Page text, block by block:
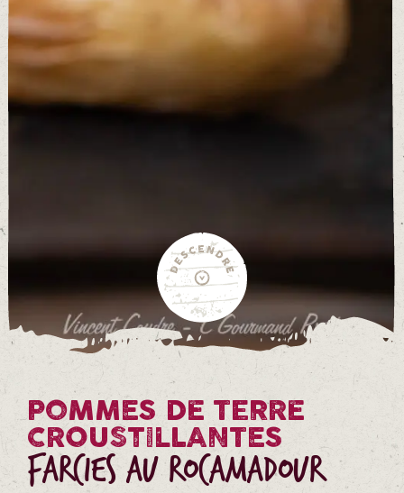
POMMES DE TERRE
CROUSTILLANTES
farcies au Rocamadour